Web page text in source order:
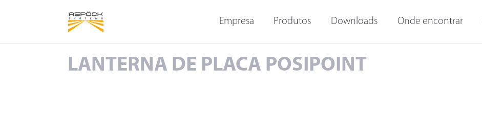
Empresa Produtos Downloads Onde encontrar
LANTERNA DE PLACA POSIPOINT